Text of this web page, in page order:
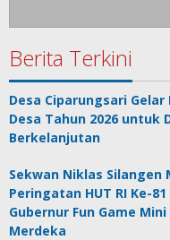
Berita Terkini
Desa Ciparungsari
Desa Tahun 2026 untuk
Berkelanjutan
Sekwan Niklas
Peringatan HUT RI Ke-
Gubernur Fun Game
Merdeka